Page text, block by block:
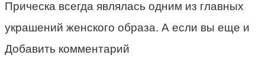
Прическа всегда являлась одним из главных
украшений женского образа. А если вы еще и
Добавить комментарий